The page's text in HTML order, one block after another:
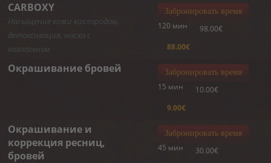
CARBOXY
Насыщение кожи кислородом,
детоксикация, маска с
коллагеном
Забронировать время
120 мин
98.00€
88.00€
Окрашивание бровей Забронировать время
15 мин
10.00€
9.00€
Окрашивание и
коррекция ресниц,
бровей
Забронировать время
45 мин
30.00€